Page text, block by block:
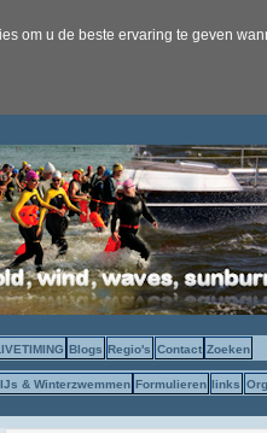
om u de beste ervaring te geven
Blogs Regio's Contact Zoeken
IJs & Winterzwemmen Formulieren links